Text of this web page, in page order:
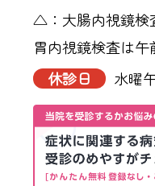
△：大腸内視鏡
胃内視鏡検査は
休診日
水曜